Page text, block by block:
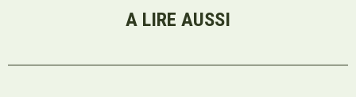
A LIRE AUSSI